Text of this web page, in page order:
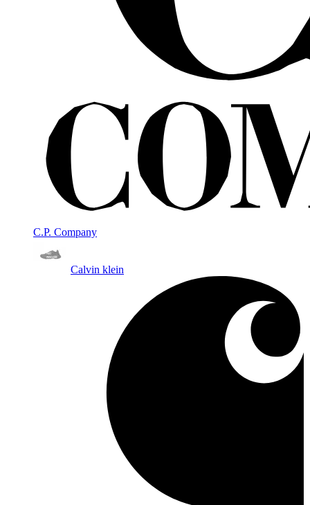
C.P. Company
Calvin klein